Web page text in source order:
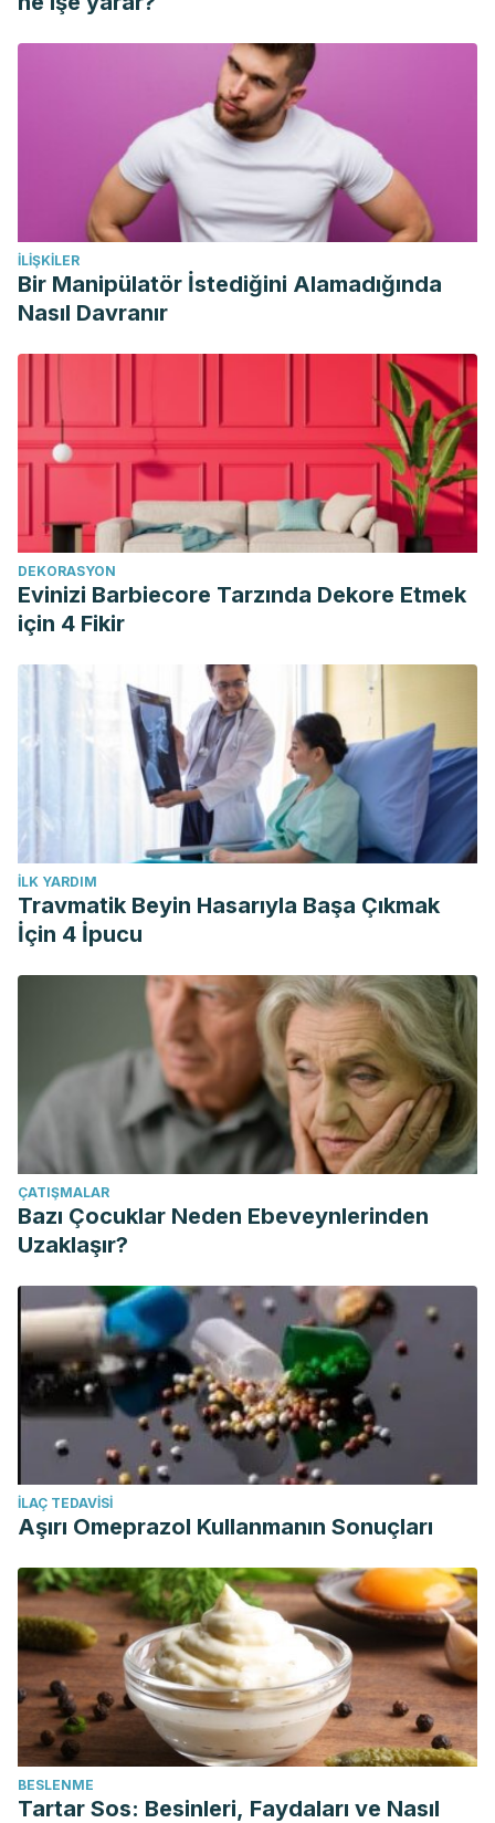
Cucba/article/view/68/72
López Sáez, J. A., & Alba Sánchez, F. (2009). Ecología,
etnobotánica y etnofarmacología del argán (Argania
https://digital.csic.es/bitstream/10261/85522/1/2009-1-
Lopez%20Saez%20Argania%20BLACPMA.pdf
İLIŞKILER
Bir Manipülatör İstediğini Alamadığında
Nasıl Davranır
DEKORASYON
Evinizi Barbiecore Tarzında Dekore Etmek
için 4 Fikir
İLK YARDIM
Travmatik Beyin Hasarıyla Başa Çıkmak
İçin 4 İpucu
ÇATIŞMALAR
Bazı Çocuklar Neden Ebeveynlerinden
Uzaklaşır?
İLAÇ TEDAVISI
Aşırı Omeprazol Kullanmanın Sonuçları
BESLENME
Tartar Sos: Besinleri, Faydaları ve Nasıl